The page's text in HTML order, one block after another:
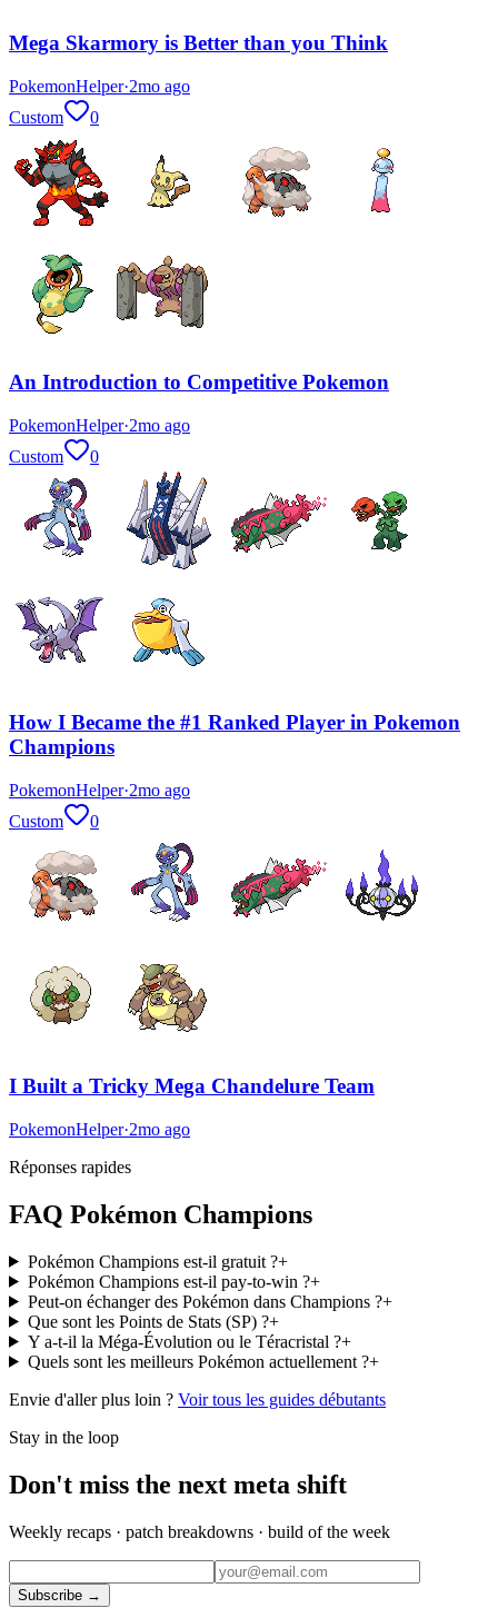
Mega Skarmory is Better than you Think
PokemonHelper·2mo ago
Custom
0
An Introduction to Competitive Pokemon
PokemonHelper·2mo ago
Custom
0
How I Became the #1 Ranked Player in Pokemon
Champions
PokemonHelper·2mo ago
Custom
0
I Built a Tricky Mega Chandelure Team
PokemonHelper·2mo ago
Réponses rapides
FAQ Pokémon Champions
Pokémon Champions est-il gratuit ?+
Pokémon Champions est-il pay-to-win ?+
Peut-on échanger des Pokémon dans Champions ?+
Que sont les Points de Stats (SP) ?+
Y a-t-il la Méga-Évolution ou le Téracristal ?+
Quels sont les meilleurs Pokémon actuellement ?+
Envie d'aller plus loin ? Voir tous les guides débutants
Stay in the loop
Don't miss the next meta shift
Weekly recaps · patch breakdowns · build of the week
Subscribe →